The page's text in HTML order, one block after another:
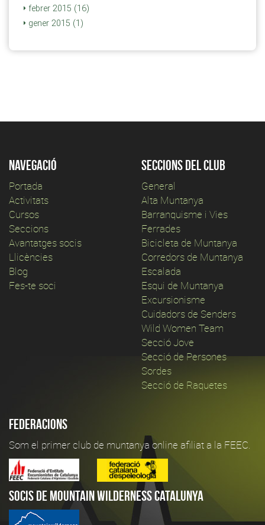
febrer 2015 (16)
gener 2015 (1)
Navegació
Portada
Activitats
Cursos
Seccions
Avantatges socis
Llicències
Blog
Fes-te soci
Seccions del club
General
Alta Muntanya
Barranquisme i Vies
Ferrades
Bicicleta de Muntanya
Corredors de Muntanya
Escalada
Esqui de Muntanya
Excursionisme
Cuidadors de Senders
Wild Women Team
Secció Jove
Secció de Persones
Sordes
Secció de Raquetes
Federacions
Som el primer club de muntanya online afiliat a la FEEC.
Socis de Mountain Wilderness Catalunya